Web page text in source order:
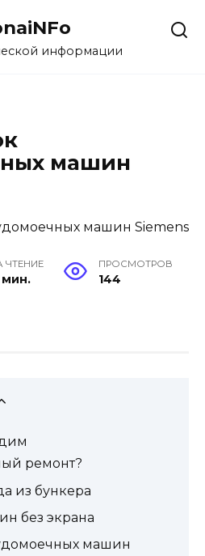
информации
машин
ЧТЕНИЕ
мин.
ПРОСМОТРОВ
144
ремонт?
из бункера
без экрана
машин